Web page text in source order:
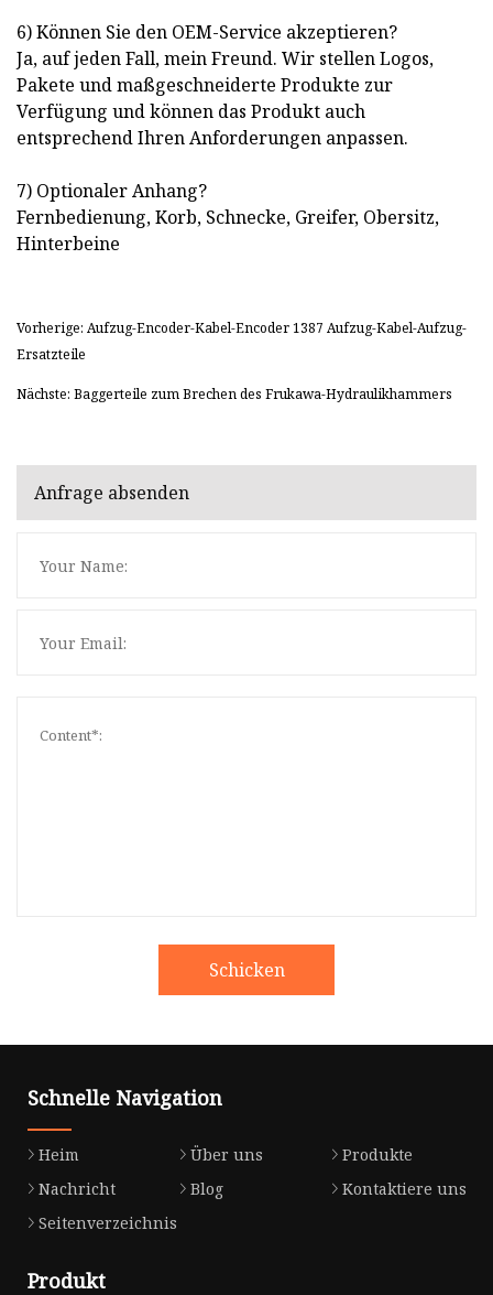
6) Können Sie den OEM-Service akzeptieren?
Ja, auf jeden Fall, mein Freund. Wir stellen Logos,
Pakete und maßgeschneiderte Produkte zur
Verfügung und können das Produkt auch
entsprechend Ihren Anforderungen anpassen.
7) Optionaler Anhang?
Fernbedienung, Korb, Schnecke, Greifer, Obersitz,
Hinterbeine
Vorherige: Aufzug-Encoder-Kabel-Encoder 1387 Aufzug-Kabel-Aufzug-
Ersatzteile
Nächste: Baggerteile zum Brechen des Frukawa-Hydraulikhammers
Anfrage absenden
Schicken
Schnelle Navigation
Heim Über uns
Produkte
Nachricht
Blog
Kontaktiere uns
Seitenverzeichnis
Produkt